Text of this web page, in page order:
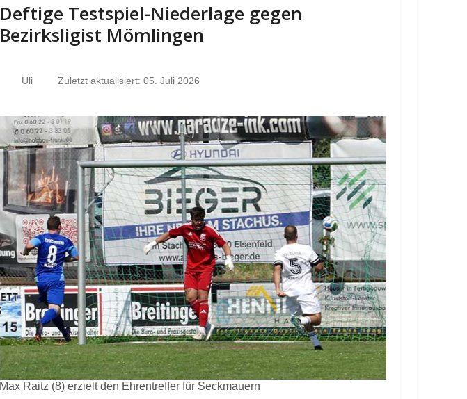
Deftige Testspiel-Niederlage gegen
Bezirksligist Mömlingen
Uli Zuletzt aktualisiert: 05. Juli 2026
Max Raitz (8) erzielt den Ehrentreffer für Seckmauern